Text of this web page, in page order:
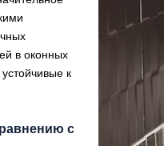
в оконных
к
с